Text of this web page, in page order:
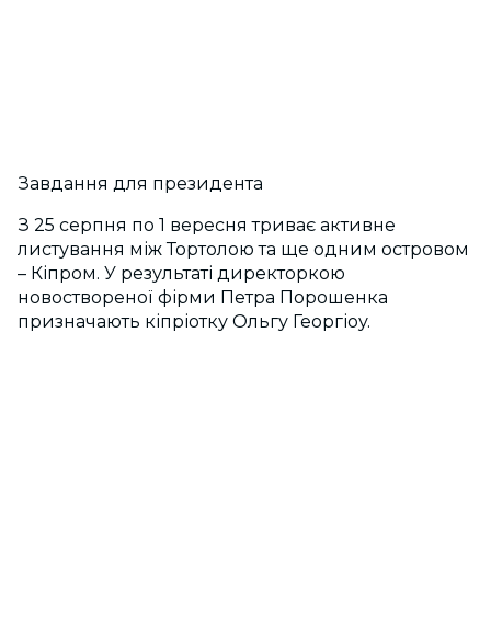
Завдання для президента
З 25 серпня по 1 вересня триває активне
листування між Тортолою та ще одним островом
– Кіпром. У результаті директоркою
новоствореної фірми Петра Порошенка
призначають кіпріотку Ольгу Георгіоу.